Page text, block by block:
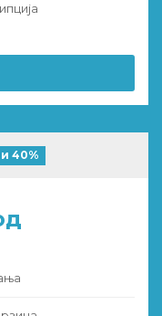
40%